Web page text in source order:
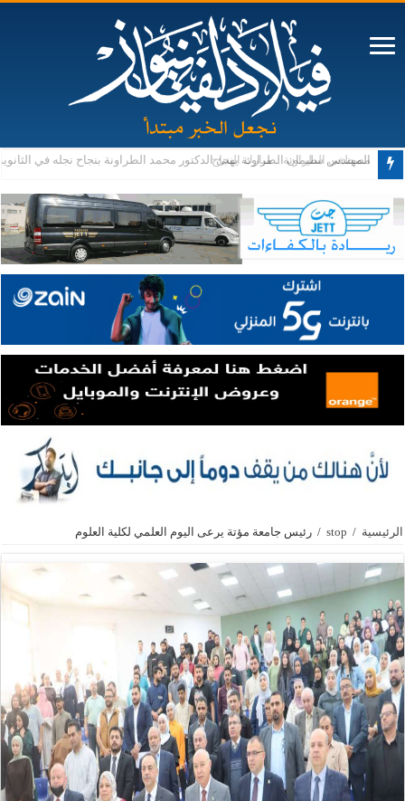
مصطفى الطراونة .. مبارك النجاح
الرئيسية /
stop
/ رئيس جامعة مؤتة يرعى اليوم العلمي لكلية العلوم